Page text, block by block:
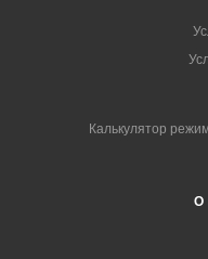
Калькулятор
О